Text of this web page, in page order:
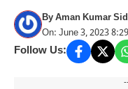
ByAman Kumar
On: June 3, 2023
Follow Us: